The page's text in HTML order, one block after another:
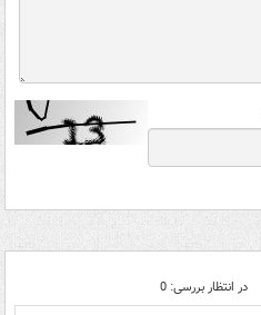
در انتظار بررسی: 0